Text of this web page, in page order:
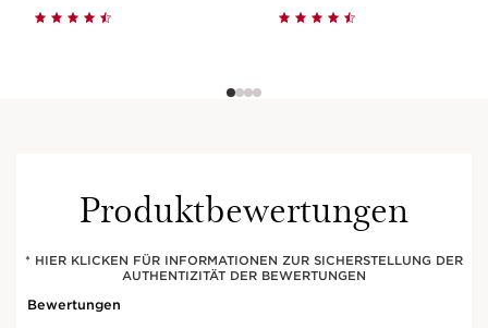
Produktbewertungen
* HIER KLICKEN FÜR INFORMATIONEN ZUR SICHERSTELLUNG DER
AUTHENTIZITÄT DER BEWERTUNGEN